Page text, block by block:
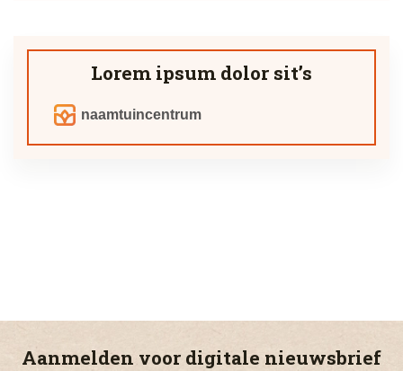
Lorem ipsum dolor sit’s
naamtuincentrum
Aanmelden voor digitale nieuwsbrief